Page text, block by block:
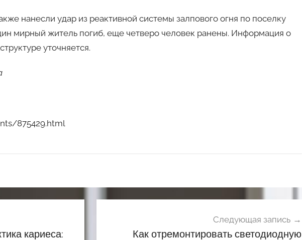
нанесли удар из реактивной системы залпового огня по поселку
мирный житель погиб, еще четверо человек ранены. Информация о
уточняется.
875429.html
кариеса:
Следующая запись
Как отремонтировать светодиодную